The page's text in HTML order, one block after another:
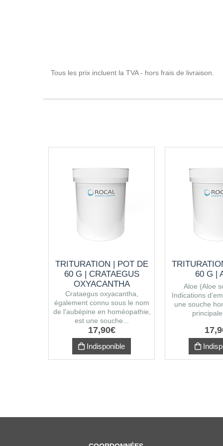
Tous les prix incluent la TVA - hors frais de livraison.
TRITURATION | POT DE
60 G | CRATAEGUS
OXYACANTHA
Crataegus oxyacantha,
également connu sous le nom
de l'aubépine en homéopathie,
est une souche...
17,90€
Indisponible
60 G |
Aloe (Aloe
Indications
une souche
17,